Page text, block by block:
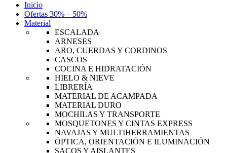
Inicio
Ofertas 30% – 50%
Material
ESCALADA
ARNESES
ARO, CUERDAS Y CORDINOS
CASCOS
COCINA E HIDRATACIÓN
HIELO & NIEVE
LIBRERÍA
MATERIAL DE ACAMPADA
MATERIAL DURO
MOCHILAS Y TRANSPORTE
MOSQUETONES Y CINTAS EXPRESS
NAVAJAS Y MULTIHERRAMIENTAS
ÓPTICA, ORIENTACIÓN E ILUMINACIÓN
SACOS Y AISLANTES